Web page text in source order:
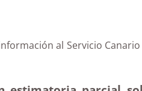
al Servicio